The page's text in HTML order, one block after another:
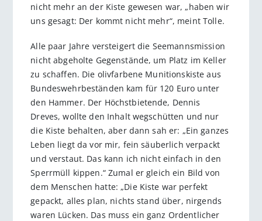
nicht mehr an der Kiste gewesen war, „haben wir
uns gesagt: Der kommt nicht mehr“, meint Tolle.
Alle paar Jahre versteigert die Seemannsmission
nicht abgeholte Gegenstände, um Platz im Keller
zu schaffen. Die olivfarbene Munitionskiste aus
Bundeswehrbeständen kam für 120 Euro unter
den Hammer. Der Höchstbietende, Dennis
Dreves, wollte den Inhalt wegschütten und nur
die Kiste behalten, aber dann sah er: „Ein ganzes
Leben liegt da vor mir, fein säuberlich verpackt
und verstaut. Das kann ich nicht einfach in den
Sperrmüll kippen.“ Zumal er gleich ein Bild von
dem Menschen hatte: „Die Kiste war perfekt
gepackt, alles plan, nichts stand über, nirgends
waren Lücken. Das muss ein ganz Ordentlicher